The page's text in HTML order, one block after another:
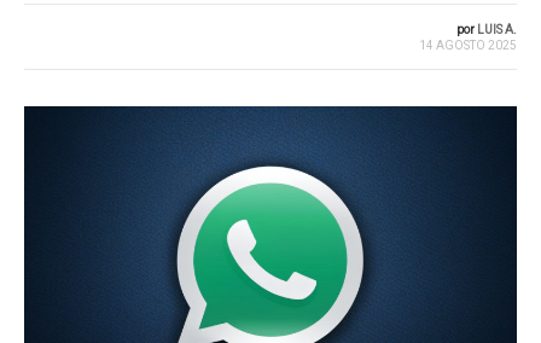
por LUIS A.
14 AGOSTO 2025